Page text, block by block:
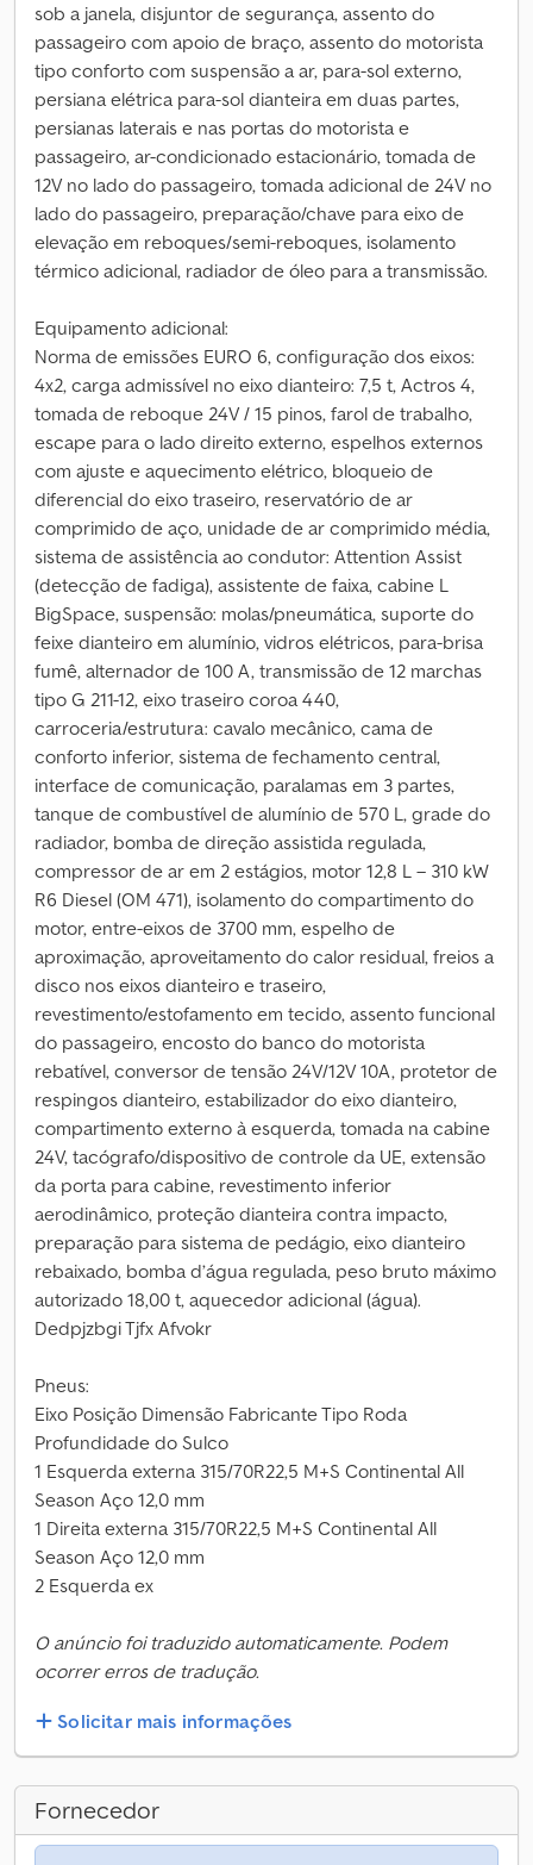
sob a janela, disjuntor de segurança, assento do
passageiro com apoio de braço, assento do motorista
tipo conforto com suspensão a ar, para-sol externo,
persiana elétrica para-sol dianteira em duas partes,
persianas laterais e nas portas do motorista e
passageiro, ar-condicionado estacionário, tomada de
12V no lado do passageiro, tomada adicional de 24V no
lado do passageiro, preparação/chave para eixo de
elevação em reboques/semi-reboques, isolamento
térmico adicional, radiador de óleo para a transmissão.
Equipamento adicional:
Norma de emissões EURO 6, configuração dos eixos:
4x2, carga admissível no eixo dianteiro: 7,5 t, Actros 4,
tomada de reboque 24V / 15 pinos, farol de trabalho,
escape para o lado direito externo, espelhos externos
com ajuste e aquecimento elétrico, bloqueio de
diferencial do eixo traseiro, reservatório de ar
comprimido de aço, unidade de ar comprimido média,
sistema de assistência ao condutor: Attention Assist
(detecção de fadiga), assistente de faixa, cabine L
BigSpace, suspensão: molas/pneumática, suporte do
feixe dianteiro em alumínio, vidros elétricos, para-brisa
fumê, alternador de 100 A, transmissão de 12 marchas
tipo G 211-12, eixo traseiro coroa 440,
carroceria/estrutura: cavalo mecânico, cama de
conforto inferior, sistema de fechamento central,
interface de comunicação, paralamas em 3 partes,
tanque de combustível de alumínio de 570 L, grade do
radiador, bomba de direção assistida regulada,
compressor de ar em 2 estágios, motor 12,8 L – 310 kW
R6 Diesel (OM 471), isolamento do compartimento do
motor, entre-eixos de 3700 mm, espelho de
aproximação, aproveitamento do calor residual, freios a
disco nos eixos dianteiro e traseiro,
revestimento/estofamento em tecido, assento funcional
do passageiro, encosto do banco do motorista
rebatível, conversor de tensão 24V/12V 10A, protetor de
respingos dianteiro, estabilizador do eixo dianteiro,
compartimento externo à esquerda, tomada na cabine
24V, tacógrafo/dispositivo de controle da UE, extensão
da porta para cabine, revestimento inferior
aerodinâmico, proteção dianteira contra impacto,
preparação para sistema de pedágio, eixo dianteiro
rebaixado, bomba d’água regulada, peso bruto máximo
autorizado 18,00 t, aquecedor adicional (água).
Dedpjzbgi Tjfx Afvokr
Pneus:
Eixo Posição Dimensão Fabricante Tipo Roda
Profundidade do Sulco
1 Esquerda externa 315/70R22,5 M+S Continental All
Season Aço 12,0 mm
1 Direita externa 315/70R22,5 M+S Continental All
Season Aço 12,0 mm
2 Esquerda ex
O anúncio foi traduzido automaticamente. Podem
ocorrer erros de tradução.
Solicitar mais informações
Fornecedor